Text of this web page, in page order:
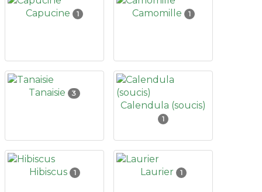
Capucine 1 Camomille 1
Tanaisie 3
Calendula (soucis)
1
Hibiscus 1 Laurier 1